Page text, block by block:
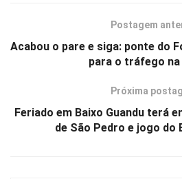
Postagem
Acabou o pare e siga: ponte do
para o tráfego na
Próxima
Feriado em Baixo Guandu terá
de São Pedro e jogo do